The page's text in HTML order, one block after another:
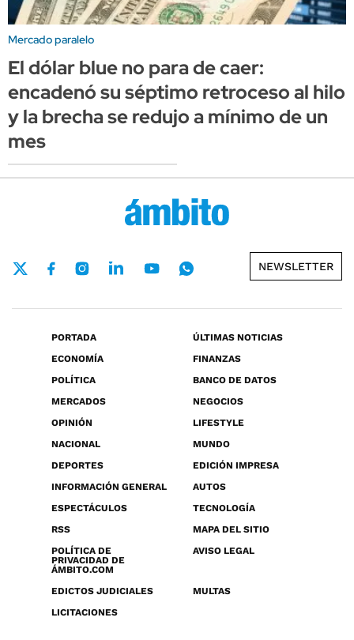
Mercado paralelo
El dólar blue no para de caer:
encadenó su séptimo retroceso al hilo
y la brecha se redujo a mínimo de un
mes
NEWSLETTER
PORTADA
ÚLTIMAS NOTICIAS
ECONOMÍA
FINANZAS
POLÍTICA
BANCO DE DATOS
MERCADOS
NEGOCIOS
OPINIÓN
LIFESTYLE
NACIONAL
MUNDO
DEPORTES
EDICIÓN IMPRESA
INFORMACIÓN GENERAL
AUTOS
ESPECTÁCULOS
TECNOLOGÍA
RSS
MAPA DEL SITIO
POLÍTICA DE
PRIVACIDAD DE
ÁMBITO.COM
AVISO LEGAL
EDICTOS JUDICIALES
MULTAS
LICITACIONES